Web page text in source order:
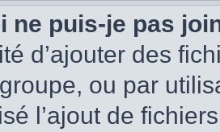
ne puis-je pas
d’ajouter des
ou par
l’ajout de